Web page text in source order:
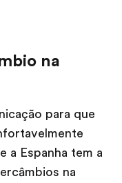
na
para que
a Espanha tem a
na